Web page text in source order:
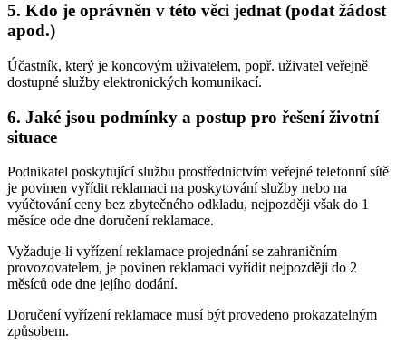
5. Kdo je oprávněn v této věci jednat (podat žádost
apod.)
Účastník, který je koncovým uživatelem, popř. uživatel veřejně
dostupné služby elektronických komunikací.
6. Jaké jsou podmínky a postup pro řešení životní
situace
Podnikatel poskytující službu prostřednictvím veřejné telefonní sítě
je povinen vyřídit reklamaci na poskytování služby nebo na
vyúčtování ceny bez zbytečného odkladu, nejpozději však do 1
měsíce ode dne doručení reklamace.
Vyžaduje-li vyřízení reklamace projednání se zahraničním
provozovatelem, je povinen reklamaci vyřídit nejpozději do 2
měsíců ode dne jejího dodání.
Doručení vyřízení reklamace musí být provedeno prokazatelným
způsobem.